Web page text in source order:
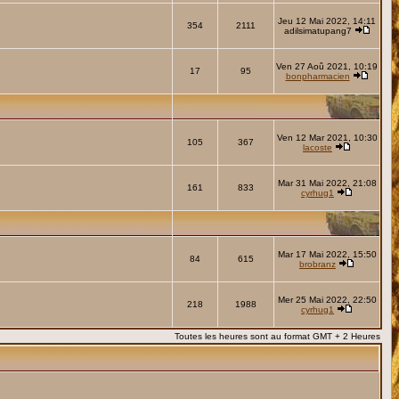
354 2111
Jeu 12 Mai 2022, 14:11
adilsimatupang7
17 95
Ven 27 Aoû 2021, 10:19
bonpharmacien
105 367
Ven 12 Mar 2021, 10:30
lacoste
161 833
Mar 31 Mai 2022, 21:08
cyrhug1
84 615
Mar 17 Mai 2022, 15:50
brobranz
218 1988
Mer 25 Mai 2022, 22:50
cyrhug1
Toutes les heures sont au format GMT + 2 Heures